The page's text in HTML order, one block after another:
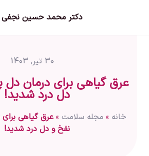
دکتر محمد حسین نجفی
30 تیر, 1403
عرق گیاهی برای درمان دل
دل درد شدید!
خانه » مجله سلامت » عرق گیاهی
نفخ و دل درد شدید!